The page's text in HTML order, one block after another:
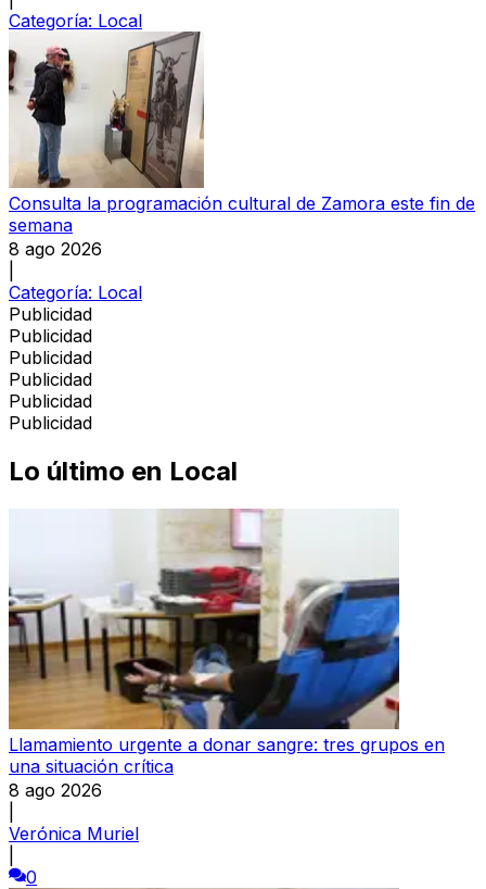
Categoría: Local
Consulta la programación cultural de Zamora este fin de
semana
8 ago 2026
Categoría: Local
Publicidad
Publicidad
Publicidad
Publicidad
Publicidad
Publicidad
Lo último en Local
Llamamiento urgente a donar sangre: tres grupos en
una situación crítica
8 ago 2026
Verónica Muriel
0